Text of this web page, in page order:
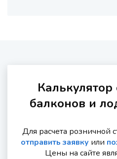
Калькулятор
балконов и
Для расчета розничной
отправить заявку или
Цены на сайте